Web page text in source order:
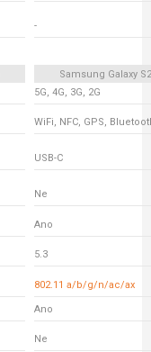
-
Samsung Galaxy
5G, 4G, 3G, 2G
WiFi, NFC, GPS,
USB-C
Ne
Ano
5.3
802.11 a/b/g/n/ac/ax
Ano
Ne